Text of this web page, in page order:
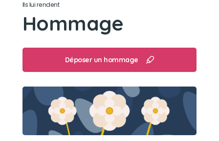
Ils lui rendent
Hommage
Déposer un hommage